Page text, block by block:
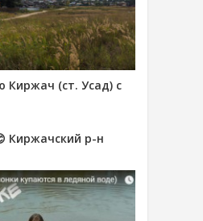
Киржач (ст. Усад) с
Киржачский р-н